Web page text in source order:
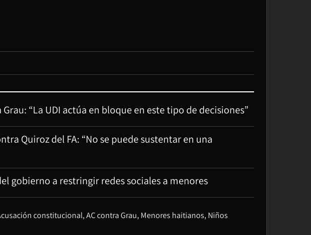
“La UDI actúa en bloque en este tipo de decisiones”
Quiroz del FA: “No se puede sustentar en una
gobierno a restringir redes sociales a menores
constitucional AC contra Grau Menores haitianos Niños